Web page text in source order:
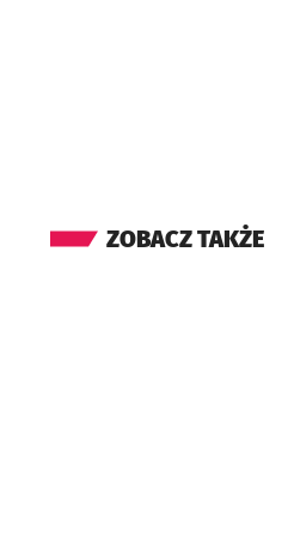
ZOBACZ TAKŻE